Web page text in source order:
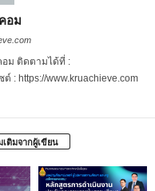
อม
ม ติดตามได้ที่ :
ต์ : https://www.kruachieve.com
เติมจากผู้เขียน